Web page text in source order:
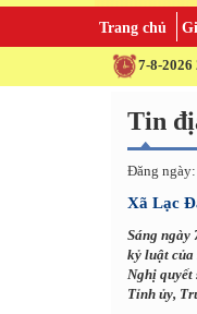
Trang chủ
7-8-2026
Tin
Đăng
Xã Lạc
Sáng ngày
kỷ luật của
Nghị
Tỉnh ủy,